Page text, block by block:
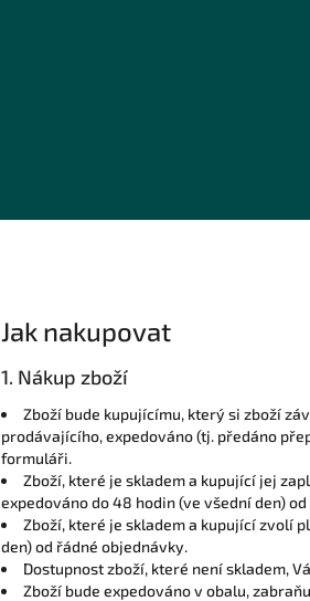
Jak nakupovat
1. Nákup zboží
Zboží bude kupujícímu, který si zboží
prodávajícího, expedováno (tj. předáno
formuláři.
Zboží, které je skladem a kupující jej
expedováno do 48 hodin (ve všední den)
Zboží, které je skladem a kupující zvolí
den) od řádné objednávky.
Dostupnost zboží, které není skladem,
Zboží bude expedováno v obalu,